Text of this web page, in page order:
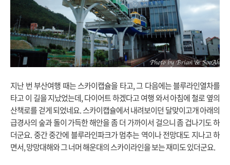
지난 번 부산여행 때는 스카이캡슐을 타고, 그 다음에는 블루라인열차를
타고 이 길을 지났었는데, 다이어트 하겠다고 여행 와서 아침에 철로 옆의
산책로를 걷게 되었네요. 스카이캡슐에서 내려보이던 달맞이고개 아래의
급경사의 숲과 돌이 가득한 해안을 좀 더 가까이서 걸으니 좀 겁나기도 하
더군요. 중간 중간에 블루라인파크가 멈추는 역이나 전망대도 지나고 하
면서, 망망대해와 그 너머 해운대의 스카이라인을 보는 재미도 있더군요.